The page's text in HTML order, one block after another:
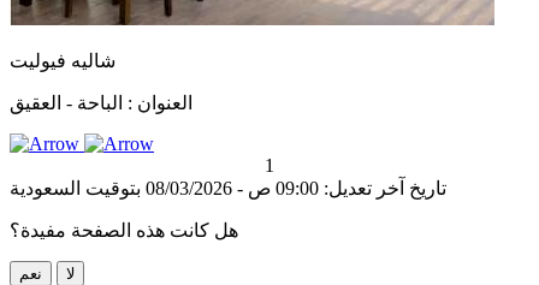
شاليه فيوليت
العنوان : الباحة - العقيق
1
تاريخ آخر تعديل: 09:00 ص - 08/03/2026 بتوقيت السعودية
هل كانت هذه الصفحة مفيدة؟
نعم لا